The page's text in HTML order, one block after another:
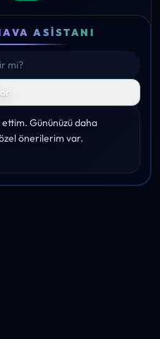
ASISTANI
ettim. Gününüzü daha
önerilerim var.